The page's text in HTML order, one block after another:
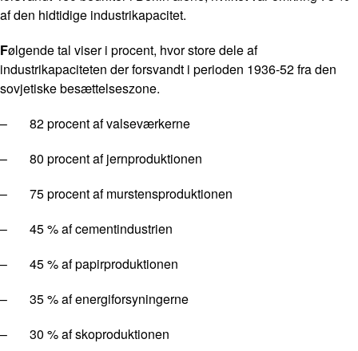
af den hidtidige industrikapacitet.
Følgende tal viser i procent, hvor store dele af
industrikapaciteten der forsvandt i perioden 1936-52 fra den
sovjetiske besættelseszone.
– 82 procent af valseværkerne
– 80 procent af jernproduktionen
– 75 procent af murstensproduktionen
– 45 % af cementindustrien
– 45 % af papirproduktionen
– 35 % af energiforsyningerne
– 30 % af skoproduktionen